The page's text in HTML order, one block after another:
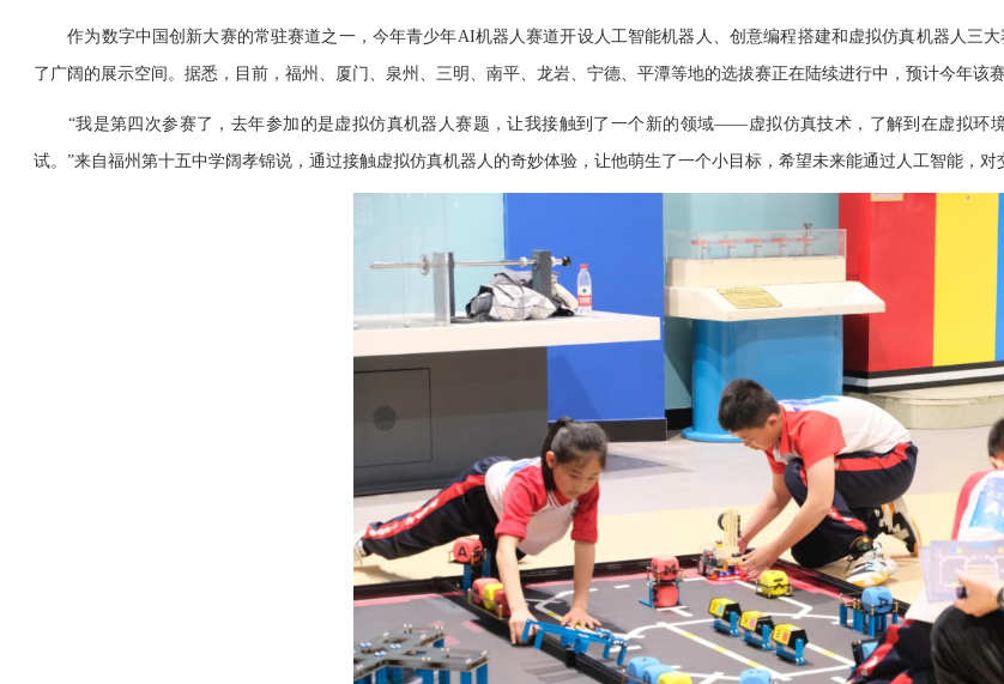
作为数字中国创新大赛的常驻赛道之一，今年青少年AI机器人赛道开设人工智能机器人、创意编程搭建和虚拟仿真机器人三
了广阔的展示空间。据悉，目前，福州、厦门、泉州、三明、南平、龙岩、宁德、平潭等地的选拔赛正在陆续进行中，预计今年该
“我是第四次参赛了，去年参加的是虚拟仿真机器人赛题，让我接触到了一个新的领域——虚拟仿真技术，了解到在虚拟环
试。”来自福州第十五中学阔孝锦说，通过接触虚拟仿真机器人的奇妙体验，让他萌生了一个小目标，希望未来能通过人工智能，对